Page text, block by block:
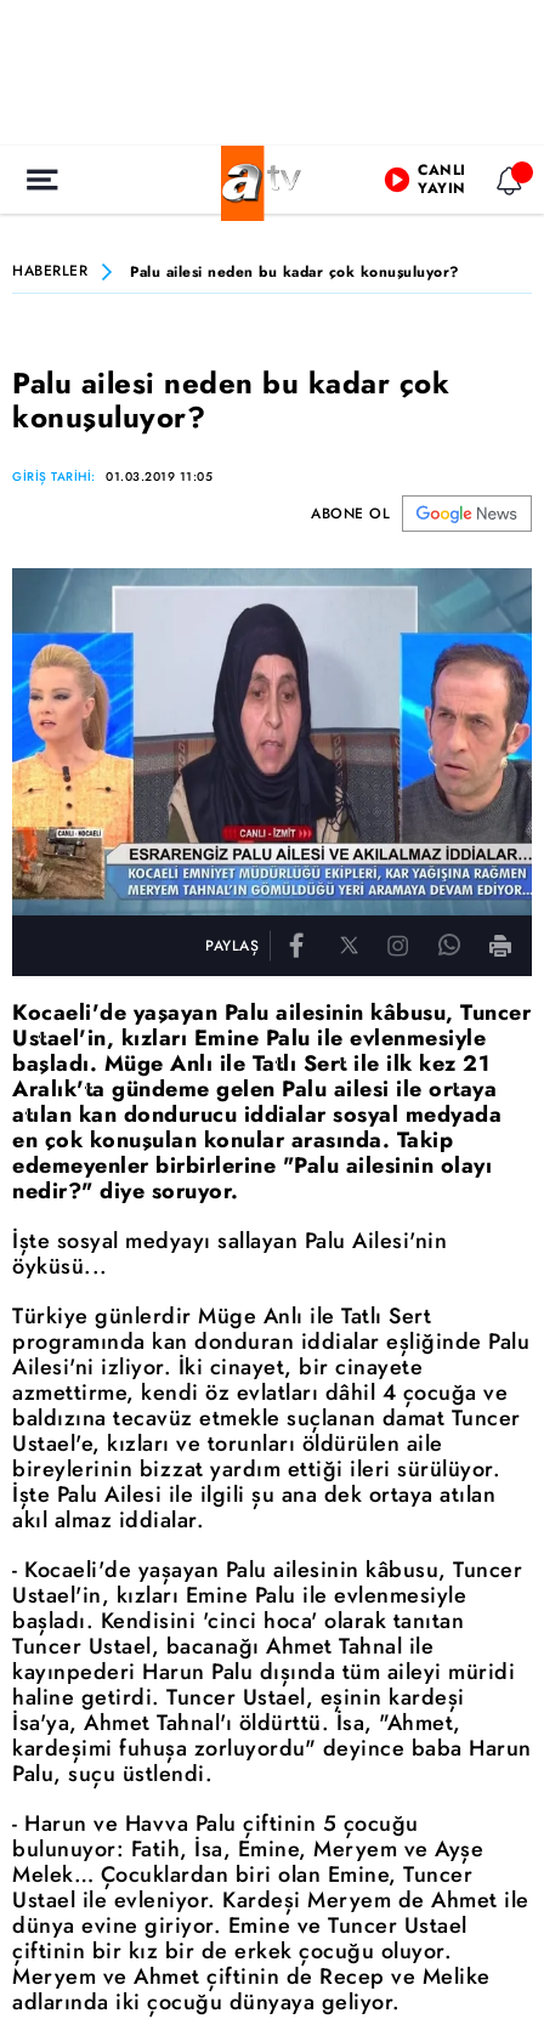
CANLI
YAYIN
HABERLER Palu ailesi neden bu kadar çok konuşuluyor?
Palu ailesi neden bu kadar çok
konuşuluyor?
GİRİŞ TARİHİ: 01.03.2019 11:05
ABONE OL
PAYLAŞ
Kocaeli'de yaşayan Palu ailesinin kâbusu, Tuncer
Ustael'in, kızları Emine Palu ile evlenmesiyle
başladı. Müge Anlı ile Tatlı Sert ile ilk kez 21
Aralık'ta gündeme gelen Palu ailesi ile ortaya
atılan kan dondurucu iddialar sosyal medyada
en çok konuşulan konular arasında. Takip
edemeyenler birbirlerine "Palu ailesinin olayı
nedir?" diye soruyor.
İşte sosyal medyayı sallayan Palu Ailesi'nin
öyküsü...
Türkiye günlerdir Müge Anlı ile Tatlı Sert
programında kan donduran iddialar eşliğinde Palu
Ailesi'ni izliyor. İki cinayet, bir cinayete
azmettirme, kendi öz evlatları dâhil 4 çocuğa ve
baldızına tecavüz etmekle suçlanan damat Tuncer
Ustael'e, kızları ve torunları öldürülen aile
bireylerinin bizzat yardım ettiği ileri sürülüyor.
İşte Palu Ailesi ile ilgili şu ana dek ortaya atılan
akıl almaz iddialar.
- Kocaeli'de yaşayan Palu ailesinin kâbusu, Tuncer
Ustael'in, kızları Emine Palu ile evlenmesiyle
başladı. Kendisini 'cinci hoca' olarak tanıtan
Tuncer Ustael, bacanağı Ahmet Tahnal ile
kayınpederi Harun Palu dışında tüm aileyi müridi
haline getirdi. Tuncer Ustael, eşinin kardeşi
İsa'ya, Ahmet Tahnal'ı öldürttü. İsa, "Ahmet,
kardeşimi fuhuşa zorluyordu" deyince baba Harun
Palu, suçu üstlendi.
- Harun ve Havva Palu çiftinin 5 çocuğu
bulunuyor: Fatih, İsa, Emine, Meryem ve Ayşe
Melek… Çocuklardan biri olan Emine, Tuncer
Ustael ile evleniyor. Kardeşi Meryem de Ahmet ile
dünya evine giriyor. Emine ve Tuncer Ustael
çiftinin bir kız bir de erkek çocuğu oluyor.
Meryem ve Ahmet çiftinin de Recep ve Melike
adlarında iki çocuğu dünyaya geliyor.